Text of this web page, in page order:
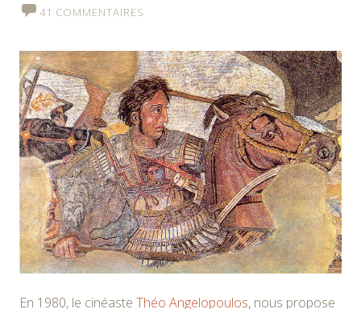
41 COMMENTAIRES
En 1980, le cinéaste Théo Angelopoulos, nous propose